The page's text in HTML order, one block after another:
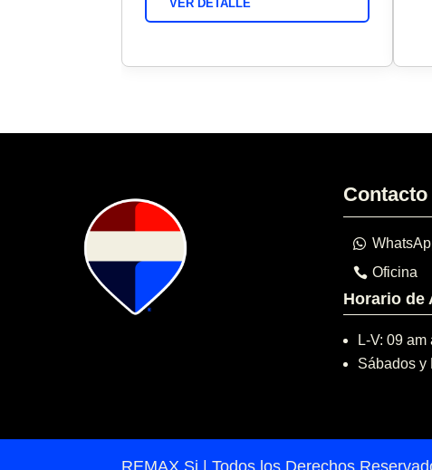
VER DETALLE
Contacto
Oficina
Horario de
L-V: 09 am
Sábados y